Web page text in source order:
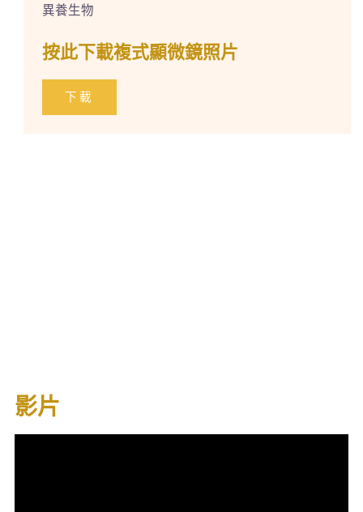
異養生物
按此下載複式顯微鏡照片
下載
影片